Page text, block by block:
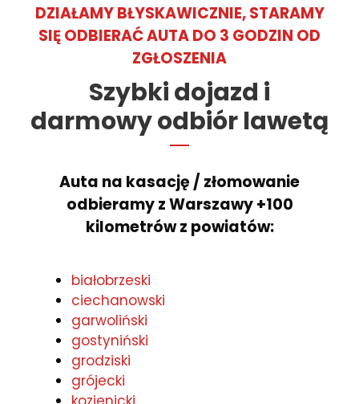
DZIAŁAMY BŁYSKAWICZNIE, STARAMY
SIĘ ODBIERAĆ AUTA DO 3 GODZIN OD
ZGŁOSZENIA
Szybki dojazd i
darmowy odbiór lawetą
Auta na kasację / złomowanie
odbieramy z Warszawy +100
kilometrów z powiatów:
białobrzeski
ciechanowski
garwoliński
gostyniński
grodziski
grójecki